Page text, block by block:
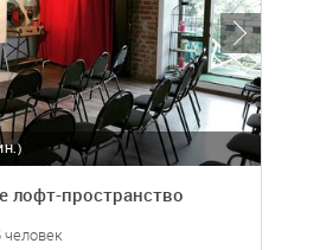
лофт-пространство
человек